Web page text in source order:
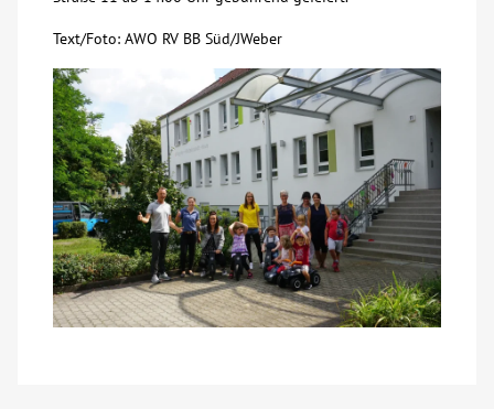
Text/Foto: AWO RV BB Süd/JWeber